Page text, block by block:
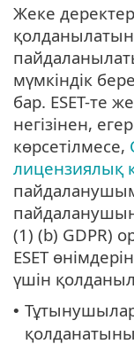
Жеке
мүмкіндік
бар. ESET-те
негізінен,
көрсетілмесе,
лицензиялық
(1) (b) GDPR)
ESET
үшін
•